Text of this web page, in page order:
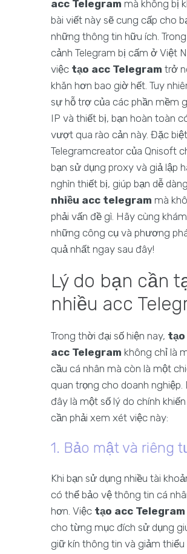
acc Telegram mà không bị
bài viết này sẽ cung cấp cho
những thông tin hữu ích.
cảnh Telegram bị cấm ở Việt
việc tạo acc Telegram trở
khăn hơn bao giờ hết. Tuy
sự hỗ trợ của các phần mềm
IP và thiết bị, bạn hoàn toàn
vượt qua rào cản này. Đặc
Telegramcreator của Qnisoft
bạn sử dụng proxy và giả lập
nghìn thiết bị, giúp bạn dễ dàng
nhiều acc telegram mà
phải vấn đề gì. Hãy cùng
những công cụ và phương
quả nhất ngay sau đây!
Lý do bạn cần
nhiều acc
Trong thời đại số hiện nay, tạo
acc Telegram không chỉ là
cầu cá nhân mà còn là một
quan trọng cho doanh nghiệp.
đây là một số lý do chính
cần phải xem xét việc này:
1. Bảo mật và riêng
Khi bạn sử dụng nhiều tài
có thể bảo vệ thông tin cá
hơn. Việc tạo acc Telegram
cho từng mục đích sử dụng
giữ kín thông tin và giảm thiểu